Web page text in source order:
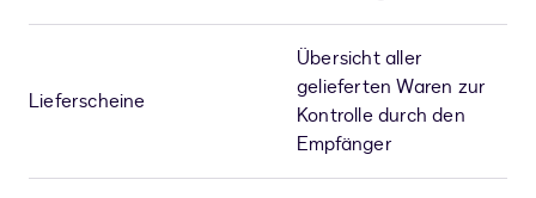
Lieferscheine
Übersicht aller
gelieferten Waren zur
Kontrolle durch den
Empfänger